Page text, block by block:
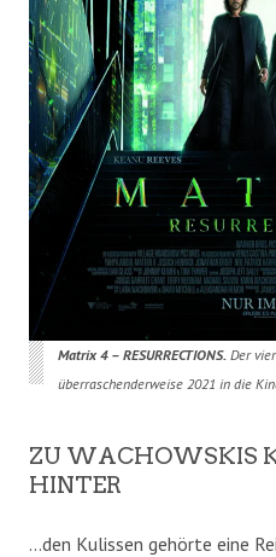
Matrix 4 – RESURRECTIONS. Der
überraschenderweise 2021 in die
ZU WACHOWSKIS
HINTER
…den Kulissen gehörte eine